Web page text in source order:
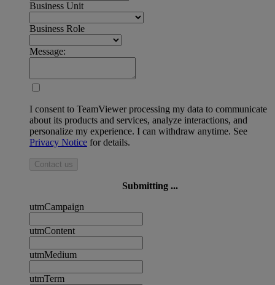
Business Unit
Business Role
Message:
I consent to TeamViewer processing my data to communicate
about its products and services, analyze interactions, and
personalize my experience. I can withdraw anytime. See
Privacy Notice for details.
Contact us
Submitting ...
utmCampaign
utmContent
utmMedium
utmTerm